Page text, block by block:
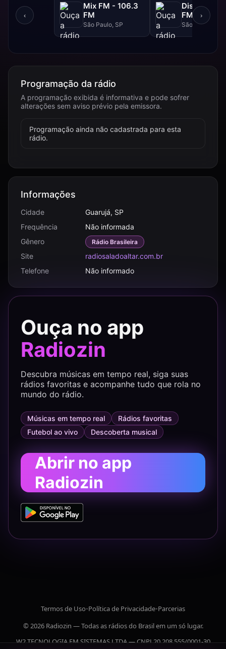
‹
Mix FM - 106.3
FM
São Paulo, SP
Disney -
FM
São Paulo, SP
›
Programação da rádio
A programação exibida é informativa e pode sofrer
alterações sem aviso prévio pela emissora.
Programação ainda não cadastrada para esta
rádio.
Informações
Cidade
Guarujá, SP
Frequência
Não informada
Gênero
Rádio Brasileira
Site
radiosaladoaltar.com.br
Telefone
Não informado
Ouça no app
Radiozin
Descubra músicas em tempo real, siga suas
rádios favoritas e acompanhe tudo que rola no
mundo do rádio.
Músicas em tempo real
Rádios favoritas
Futebol ao vivo
Descoberta musical
Abrir no app
Radiozin
Termos de Uso•Política de Privacidade•Parcerias
© 2026 Radiozin — Todas as rádios do Brasil em um só lugar.
W2 TECNOLOGIA EM SISTEMAS LTDA — CNPJ 20.208.555/0001-30